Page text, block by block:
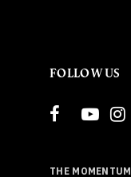
FOLLOW US
THE MOMENTUM